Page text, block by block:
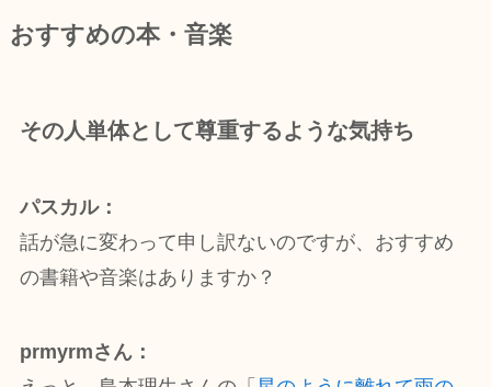
おすすめの本・音楽
その人単体として尊重するような気持ち
パスカル：
話が急に変わって申し訳ないのですが、おすすめ
の書籍や音楽はありますか？
prmyrmさん：